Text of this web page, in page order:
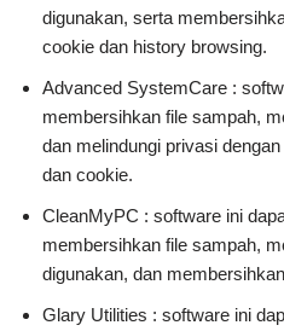
digunakan, serta
cookie dan history browsing.
Advanced SystemCare :
membersihkan file sampah,
dan melindungi privasi
dan cookie.
CleanMyPC : software ini
membersihkan file sampah,
digunakan, dan
Glary Utilities : software ini